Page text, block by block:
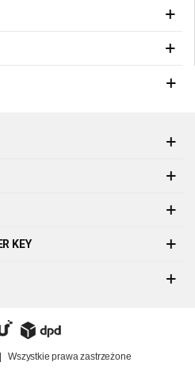
KEY
Wszystkie prawa zastrzeżone